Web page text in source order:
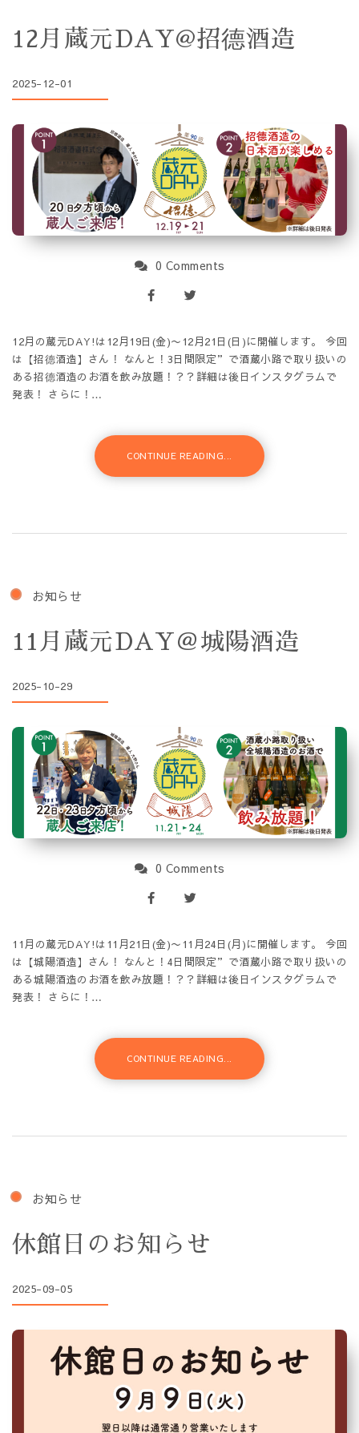
12月蔵元DAY@招德酒造
2025-12-01
0 Comments
12月の蔵元DAY!は12月19日(金)〜12月21日(日)に開催します。 今回
は【招德酒造】さん！ なんと！3日間限定”で酒蔵小路で取り扱いの
ある招德酒造のお酒を飲み放題！？？詳細は後日インスタグラムで
発表！ さらに！…
CONTINUE READING...
お知らせ
11月蔵元DAY＠城陽酒造
2025-10-29
0 Comments
11月の蔵元DAY!は11月21日(金)〜11月24日(月)に開催します。 今回
は【城陽酒造】さん！ なんと！4日間限定”で酒蔵小路で取り扱いの
ある城陽酒造のお酒を飲み放題！？？詳細は後日インスタグラムで
発表！ さらに！…
CONTINUE READING...
お知らせ
休館日のお知らせ
2025-09-05